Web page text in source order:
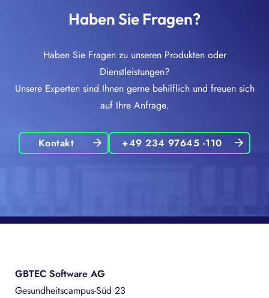
Haben Sie Fragen?
Haben Sie Fragen zu unseren Produkten oder
Dienstleistungen?
Unsere Experten sind Ihnen gerne behilflich und freuen sich
auf Ihre Anfrage.
Kontakt +49 234 97645 -110
GBTEC Software AG
Gesundheitscampus-Süd 23